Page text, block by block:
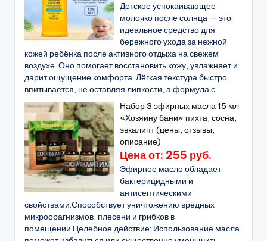
Детское успокаивающее
молочко после солнца — это
идеальное средство для
бережного ухода за нежной
кожей ребёнка после активного отдыха на свежем
воздухе. Оно помогает восстановить кожу, увлажняет и
дарит ощущение комфорта. Лёгкая текстура быстро
впитывается, не оставляя липкости, а формула с...
Набор 3 эфирных масла 15 мл
«Хозяину бани» пихта, сосна,
эвкалипт (цены, отзывы,
описание)
Цена от: 255 руб.
Эфирное масло обладает
бактерицидными и
антисептическими
свойствами.Способствует уничтожению вредных
микроорагнизмов, плесени и грибков в
помещении.Целебное действие: Использование масла